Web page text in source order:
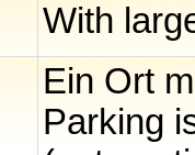
With
Ein Ort
Parking